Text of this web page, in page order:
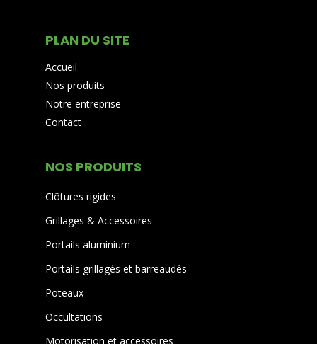
PLAN DU SITE
Accueil
Nos produits
Notre entreprise
Contact
NOS PRODUITS
Clôtures rigides
Grillages & Accessoires
Portails aluminium
Portails grillagés et barreaudés
Poteaux
Occultations
Motorisation et accessoires